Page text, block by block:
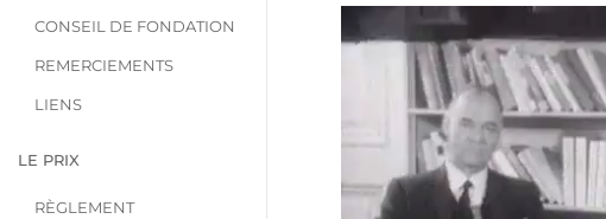
CONSEIL DE FONDATION
REMERCIEMENTS
LIENS
LE PRIX
RÈGLEMENT